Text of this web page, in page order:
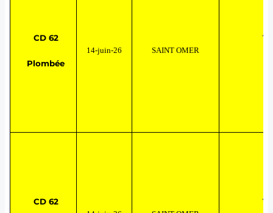
CD 62
Plombée
14-juin-26 SAINT OMER
CD 62